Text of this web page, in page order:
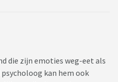
die zijn emoties weg-eet als
kan hem ook